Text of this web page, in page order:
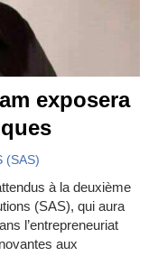
exposera
(SAS)
à la deuxième
(SAS), qui aura
l’entrepreneuriat
aux